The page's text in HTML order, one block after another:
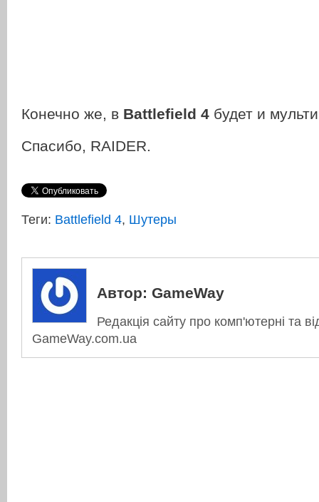
Конечно же, в Battlefield 4 будет и
Спасибо, RAIDER.
Теги: Battlefield 4, Шутеры
Автор: GameWay
Редакція сайту про комп'ютерні та
GameWay.com.ua